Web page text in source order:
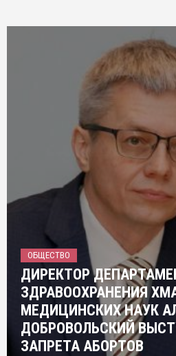
ОБЩЕСТВО
ДИРЕКТОР
ЗДРАВООХРАНЕНИЯ
МЕДИЦИНСКИХ НАУК
ДОБРОВОЛЬСКИЙ
ЗАПРЕТА АБОРТОВ